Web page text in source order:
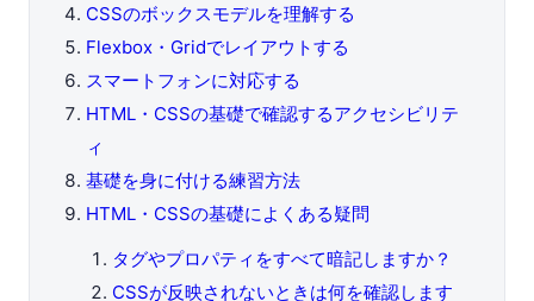
CSSのボックスモデルを理解する
Flexbox・Gridでレイアウトする
スマートフォンに対応する
HTML・CSSの基礎で確認するアクセシビリテ
ィ
基礎を身に付ける練習方法
HTML・CSSの基礎によくある疑問
タグやプロパティをすべて暗記しますか？
CSSが反映されないときは何を確認します